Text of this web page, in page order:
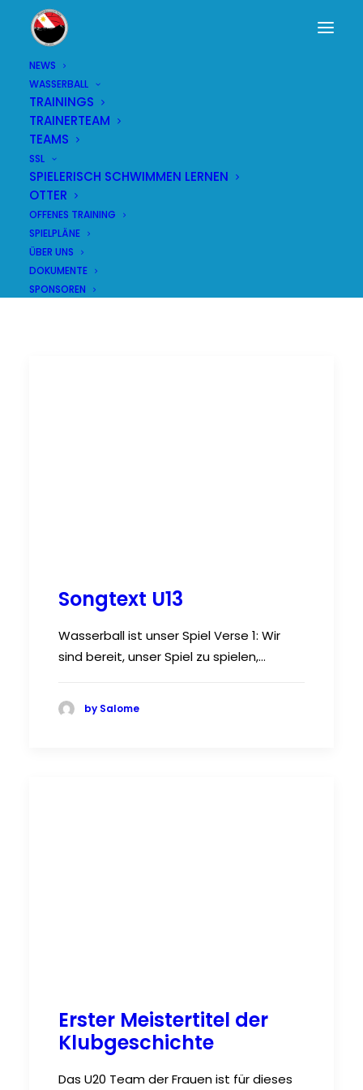
NEWS
WASSERBALL
TRAININGS
TRAINERTEAM
TEAMS
SSL
SPIELERISCH SCHWIMMEN LERNEN
OTTER
OFFENES TRAINING
SPIELPLÄNE
ÜBER UNS
DOKUMENTE
SPONSOREN
Nachwuchs
Songtext U13
Wasserball ist unser Spiel Verse 1: Wir
sind bereit, unser Spiel zu spielen,…
by Salome
Erster Meistertitel der
Klubgeschichte
Das U20 Team der Frauen ist für dieses